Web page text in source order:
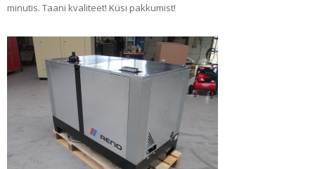
minutis. Taani kvaliteet! Küsi pakkumist!